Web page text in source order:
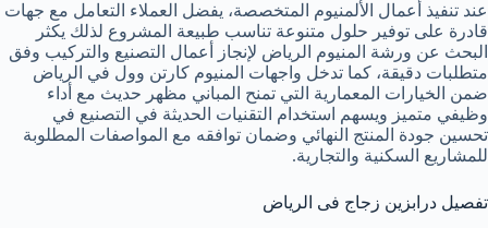
عند تنفيذ أعمال الألمنيوم المتخصصة، يفضل العملاء التعامل مع جهات
قادرة على توفير حلول متنوعة تناسب طبيعة المشروع لذلك يكثر
البحث عن ورشة المنيوم الرياض لإنجاز أعمال التصنيع والتركيب وفق
متطلبات دقيقة، كما تدخل واجهات المنيوم كارتن وول في الرياض
ضمن الخيارات المعمارية التي تمنح المباني مظهر حديث مع أداء
وظيفي متميز ويسهم استخدام التقنيات الحديثة في التصنيع في
تحسين جودة المنتج النهائي وضمان توافقه مع المواصفات المطلوبة
للمشاريع السكنية والتجارية.
تفصيل درابزين زجاج فى الرياض